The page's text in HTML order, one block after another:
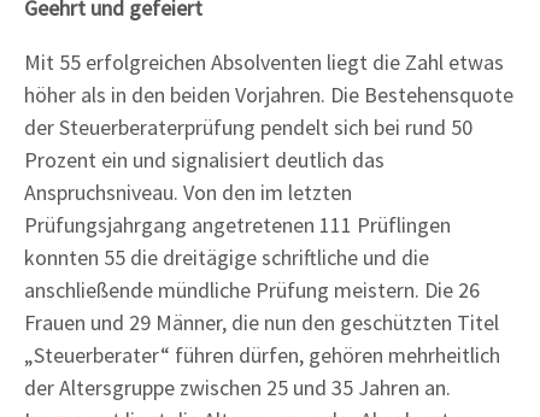
Geehrt und gefeiert
Mit 55 erfolgreichen Absolventen liegt die Zahl etwas
höher als in den beiden Vorjahren. Die Bestehensquote
der Steuerberaterprüfung pendelt sich bei rund 50
Prozent ein und signalisiert deutlich das
Anspruchsniveau. Von den im letzten
Prüfungsjahrgang angetretenen 111 Prüflingen
konnten 55 die dreitägige schriftliche und die
anschließende mündliche Prüfung meistern. Die 26
Frauen und 29 Männer, die nun den geschützten Titel
„Steuerberater“ führen dürfen, gehören mehrheitlich
der Altersgruppe zwischen 25 und 35 Jahren an.